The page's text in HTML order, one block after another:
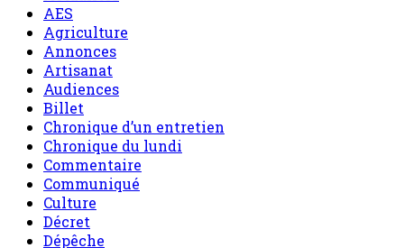
AES
Agriculture
Annonces
Artisanat
Audiences
Billet
Chronique d’un entretien
Chronique du lundi
Commentaire
Communiqué
Culture
Décret
Dépêche